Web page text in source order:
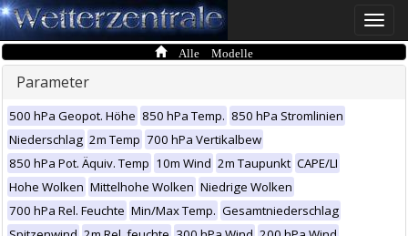
Toggle
Alle Modelle
Parameter
500 hPa Geopot. Höhe 850 hPa Temp. 850 hPa Stromlinien
Niederschlag 2m Temp 700 hPa Vertikalbew
850 hPa Pot. Äquiv. Temp 10m Wind 2m Taupunkt CAPE/LI
Hohe Wolken Mittelhohe Wolken Niedrige Wolken
700 hPa Rel. Feuchte Min/Max Temp. Gesamtniederschlag